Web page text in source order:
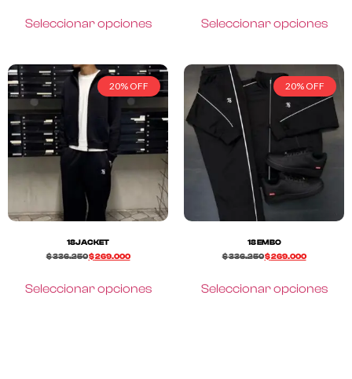
Seleccionar opciones Seleccionar opciones
20% OFF
18JACKET
$336.250$269.000
Seleccionar opciones
20% OFF
18 EMBO
$336.250$269.000
Seleccionar opciones